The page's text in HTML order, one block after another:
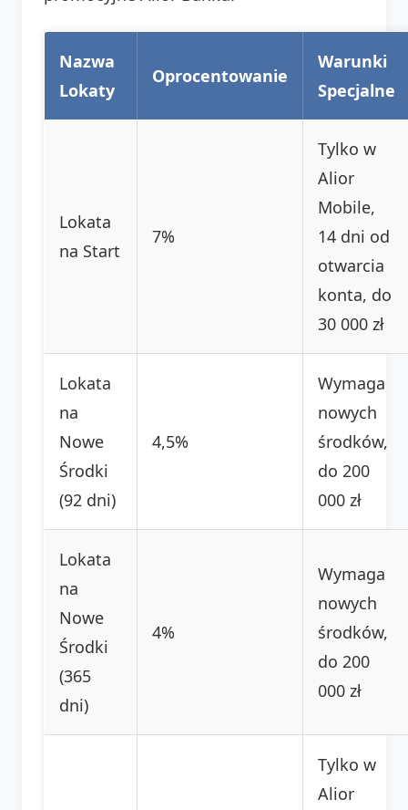
Nazwa
Lokaty
Oprocentowanie
Warunki
Specjalne
Lokata
na Start
7%
Tylko w
Alior
Mobile,
14 dni od
otwarcia
konta, do
30 000 zł
Lokata
na
Nowe
Środki
(92 dni)
4,5%
Wymaga
nowych
środków,
do 200
000 zł
Lokata
na
Nowe
Środki
(365
dni)
4%
Wymaga
nowych
środków,
do 200
000 zł
Tylko w
Alior